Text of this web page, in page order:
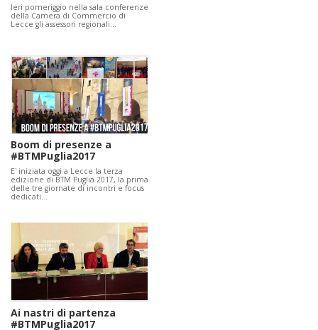
Ieri pomeriggio nella sala conferenze
della Camera di Commercio di
Lecce gli assessori regionali…
Boom di presenze a
#BTMPuglia2017
E' iniziata oggi a Lecce la terza
edizione di BTM Puglia 2017, la prima
delle tre giornate di incontri e focus
dedicati…
Ai nastri di partenza
#BTMPuglia2017